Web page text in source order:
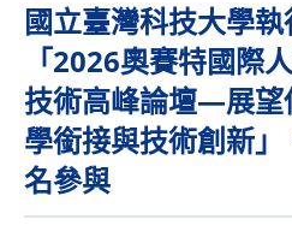
國立臺灣科技大學
「2026奧賽特國際
技術高峰論壇—展望
學銜接與技術創新
名參與